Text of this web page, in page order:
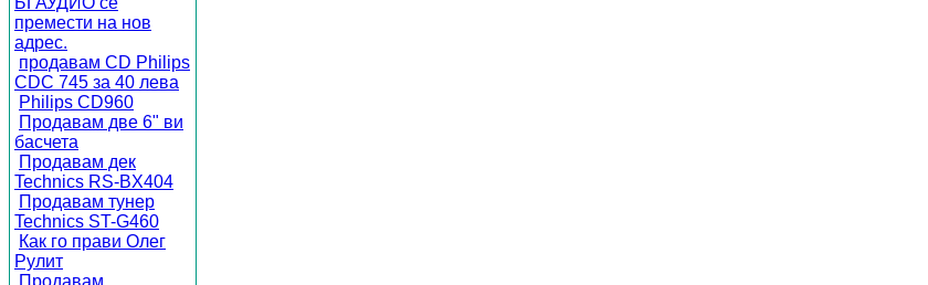
премести на нов
адрес.
продавам CD Philips
CDC 745 за 40 лева
Philips CD960
Продавам две 6" ви
басчета
Продавам дек
Technics RS-BX404
Продавам тунер
Technics ST-G460
Как го прави Олег
Рулит
Продавам